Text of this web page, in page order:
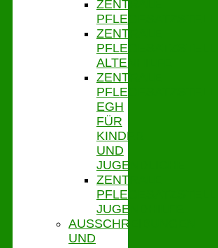
ZENTRALE
PFLEGESATZSTELLE
ZENTRALE
PFLEGESATZSTELLE
ALTENHILFE
ZENTRALE
PFLEGESATZSTELLE
EGH
FÜR
KINDER
UND
JUGENDLICHE
ZENTRALE
PFLEGESATZSTELLE
JUGENDHILFE
AUSSCHREIBUNGEN
UND